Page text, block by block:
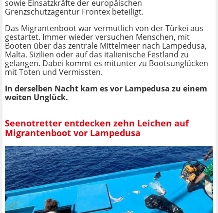
sowie Einsatzkräfte der europäischen
Grenzschutzagentur Frontex beteiligt.
Das Migrantenboot war vermutlich von der Türkei aus
gestartet. Immer wieder versuchen Menschen, mit
Booten über das zentrale Mittelmeer nach Lampedusa,
Malta, Sizilien oder auf das italienische Festland zu
gelangen. Dabei kommt es mitunter zu Bootsunglücken
mit Toten und Vermissten.
In derselben Nacht kam es vor Lampedusa zu einem
weiten Unglück.
Seenotretter entdecken zehn Leichen auf
Migrantenboot vor Lampedusa